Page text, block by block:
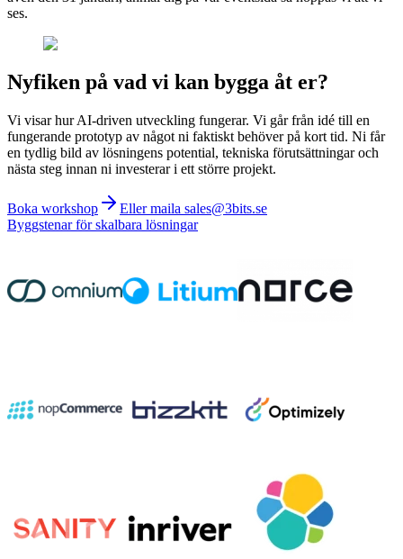
ses.
Nyfiken på vad vi kan bygga åt er?
Vi visar hur AI-driven utveckling fungerar. Vi går från idé till en
fungerande prototyp av något ni faktiskt behöver på kort tid. Ni får
en tydlig bild av lösningens potential, tekniska förutsättningar och
nästa steg innan ni investerar i ett större projekt.
Boka workshop
Eller maila sales@3bits.se
Byggstenar för skalbara lösningar